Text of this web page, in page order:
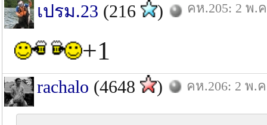
เปรม.23 (216 ) คห.205: 2 พ.
+1
rachalo (4648 ) คห.206: 2 พ.